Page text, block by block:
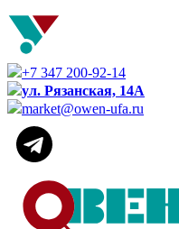
+7 347 200-92-14
ул. Рязанская, 14А
market@owen-ufa.ru